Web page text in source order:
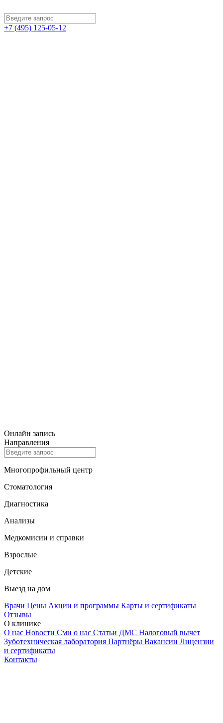
+7 (495) 125-05-12
Онлайн запись
Направления
Многопрофильный центр
Стоматология
Диагностика
Анализы
Медкомисии и справки
Взрослые
Детские
Выезд на дом
Врачи Цены Акции и программы Карты и сертификаты
Отзывы
О клинике
О нас Новости Сми о нас Статьи ДМС Налоговый вычет
Зуботехническая лаборатория Партнёры Вакансии Лицензии
и сертификаты
Контакты